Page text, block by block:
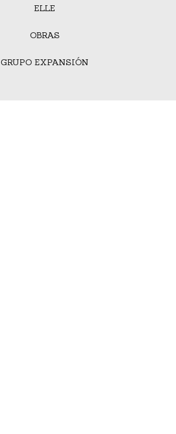
ELLE
OBRAS
GRUPO EXPANSIÓN